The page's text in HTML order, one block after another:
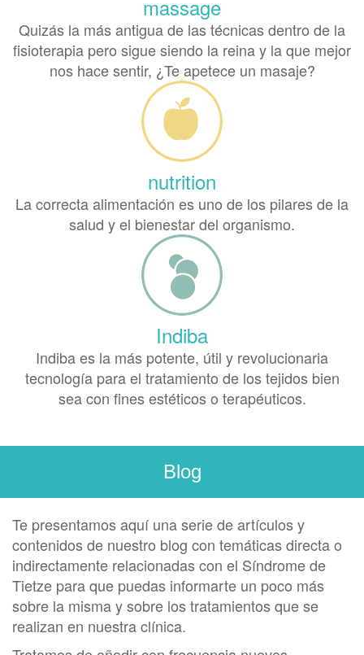
massage
Quizás la más antigua de las técnicas dentro de la
fisioterapia pero sigue siendo la reina y la que mejor
nos hace sentir, ¿Te apetece un masaje?
nutrition
La correcta alimentación es uno de los pilares de la
salud y el bienestar del organismo.
Indiba
Indiba es la más potente, útil y revolucionaria
tecnología para el tratamiento de los tejidos bien
sea con fines estéticos o terapéuticos.
Blog
Te presentamos aquí una serie de artículos y
contenidos de nuestro blog con temáticas directa o
indirectamente relacionadas con el Síndrome de
Tietze para que puedas informarte un poco más
sobre la misma y sobre los tratamientos que se
realizan en nuestra clínica.